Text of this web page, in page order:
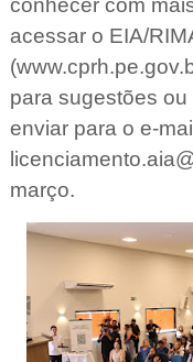
conhecer com
acessar o EIA/
para sugestões
enviar para o e-
março.